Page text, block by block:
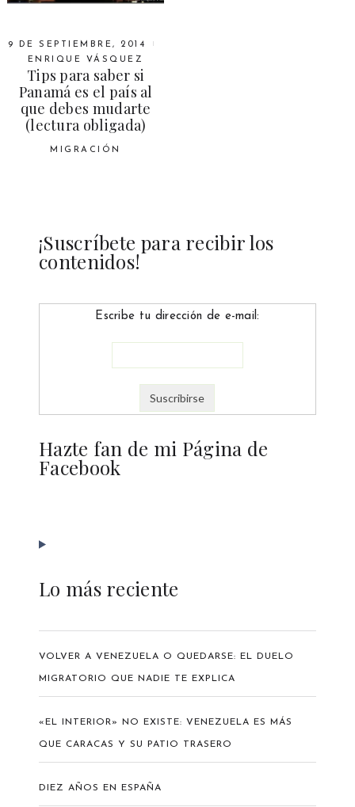
9 DE SEPTIEMBRE, 2014
ENRIQUE VÁSQUEZ
Tips para saber si
Panamá es el país al
que debes mudarte
(lectura obligada)
MIGRACIÓN
¡Suscríbete para recibir los
contenidos!
Escribe tu dirección de e-mail:
Hazte fan de mi Página de
Facebook
Lo más reciente
VOLVER A VENEZUELA O QUEDARSE: EL DUELO
MIGRATORIO QUE NADIE TE EXPLICA
«EL INTERIOR» NO EXISTE: VENEZUELA ES MÁS
QUE CARACAS Y SU PATIO TRASERO
DIEZ AÑOS EN ESPAÑA